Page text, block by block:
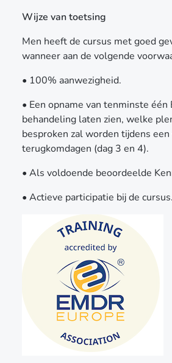
Wijze van toetsing
Men heeft de cursus met goed
wanneer aan de volgende
• 100% aanwezigheid.
• Een opname van tenminste één
behandeling laten zien, welke
besproken zal worden tijdens een
terugkomdagen (dag 3 en 4).
• Als voldoende beoordeelde
• Actieve participatie bij de cursus.